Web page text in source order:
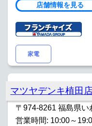
店舗情報を見る
家電
マツヤデンキ植田
〒974-8261 福島県
営業時間: 10:00～